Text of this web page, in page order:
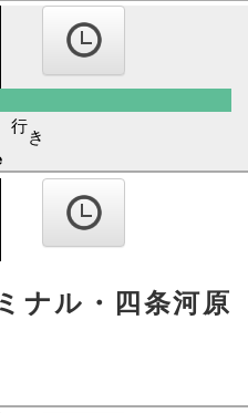
行き
ナル・四条河原